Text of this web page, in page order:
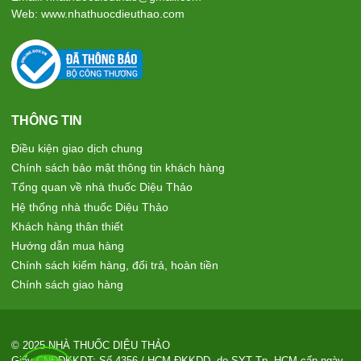
Làm chậm quá trình lão hóa
Web: www.nhathuocdieuthao.com
THÔNG TIN
Điều kiện giao dịch chung
Chính sách bảo mật thông tin khách hàng
Tổng quan về nhà thuốc Diệu Thảo
Hệ thống nhà thuốc Diệu Thảo
Khách hàng thân thiết
Hướng dẫn mua hàng
Chính sách kiểm hàng, đổi trả, hoàn tiền
Chính sách giao hàng
© 2025 NHÀ THUỐC DIỆU THẢO